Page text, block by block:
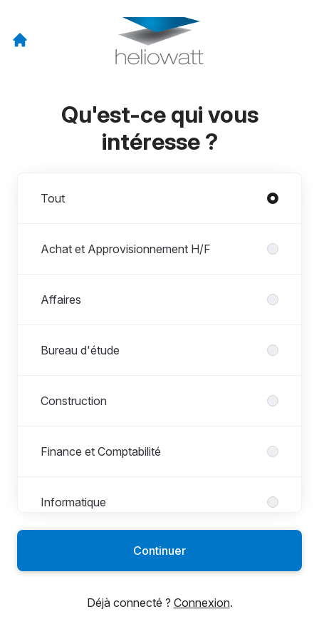
Qu'est-ce qui vous
intéresse ?
Tout
Achat et Approvisionnement H/F
Affaires
Bureau d'étude
Construction
Finance et Comptabilité
Informatique
Ressources Humaines
Continuer
Déjà connecté ? Connexion.